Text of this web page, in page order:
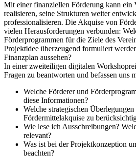
Mit einer finanziellen Förderung kann ein
realisieren, seine Strukturen weiter
professionalisieren. Die Akquise von
vielen Herausforderungen verbunden:
Förderprogrammen für die Ziele des
Projektidee überzeugend formuliert
Finanzplan aussehen?
In einer zweiteiligen digitalen
Fragen zu beantworten und befassen uns
Welche Förderer und
diese Informationen?
Welche strategischen
Fördermittelakquise zu
Wie lese ich Ausschreibungen?
relevant?
Was ist bei der Projektkonzeption
beachten?